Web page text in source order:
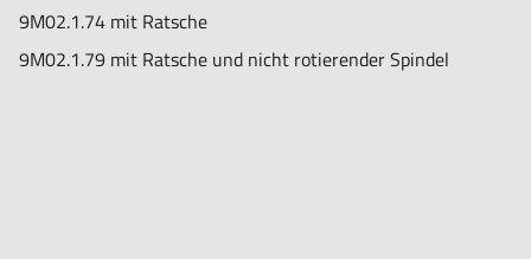
9M02.1.74 mit Ratsche
9M02.1.79 mit Ratsche und nicht rotierender Spindel